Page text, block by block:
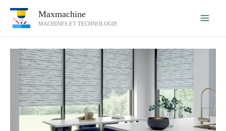
Maxmachine
MACHINES ET TECHNOLOGIE